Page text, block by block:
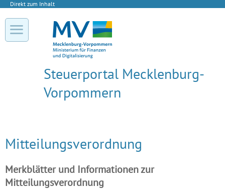
Direkt zum Inhalt
Steuerportal Mecklenburg-
Vorpommern
Mitteilungsverordnung
Merkblätter und Informationen zur
Mitteilungsverordnung